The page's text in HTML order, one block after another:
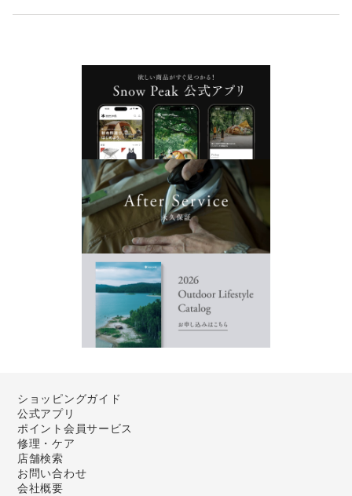
ショッピングガイド
公式アプリ
ポイント会員サービス
修理・ケア
店舗検索
お問い合わせ
会社概要